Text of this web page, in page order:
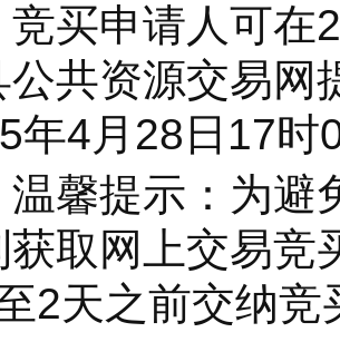
申请人可在
公共资源交易网
年4月28日17时
提示：为避免
获取网上交易竞
2天之前交纳竞